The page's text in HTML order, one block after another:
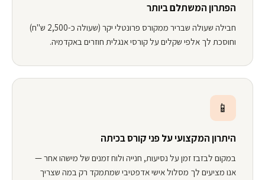
הפתרון המשתלם ביותר
חבילה שעולה שבריר ממקורס פרונטלי יקר (שעולה כ-2,500 ש"ח)
וחוסכת לך אלפי שקלים על קורסי אנגלית חוזרים באקדמיה.
📱
היתרון המקצועי על פני קורס בכיתה
במקום לבזבז זמן על נסיעות, חנייה ולוח זמנים של מישהו אחר —
אנו מציעים לך מסלול אישי אדפטיבי שמתמקד רק במה שצריך